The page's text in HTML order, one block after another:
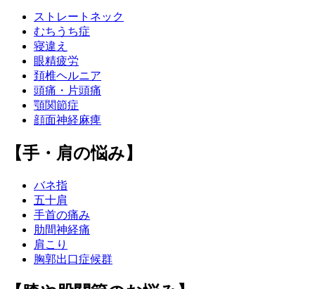
ストレートネック
むちうち症
寝違え
眼精疲労
頚椎ヘルニア
頭痛・片頭痛
顎関節症
顔面神経麻痺
【手・肩の悩み】
バネ指
五十肩
手首の痛み
肋間神経痛
肩こり
胸郭出口症候群